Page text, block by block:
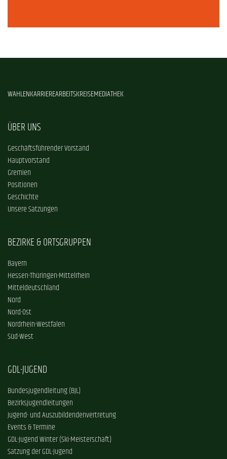
WAHLENKARRIEREARBEITSKREISEMEDIATHEK
ÜBER UNS
Geschäftsführender Vorstand
Hauptvorstand
Gremien
Positionen
Geschichte
Unsere Satzungen
BEZIRKE & ORTSGRUPPEN
Bayern
Hessen-Thüringen-Mittelrhein
Mitteldeutschland
Nord
Nord-Ost
Nordrhein-Westfalen
Süd-West
GDL-JUGEND
Bundesjugendleitung (BJL)
Bezirksjugendleitungen
Jugend- und Auszubildendenvertretung
Events & Termine
GDL-Jugend Winter (Ski-Meisterschaft)
Satzung der GDL-Jugend